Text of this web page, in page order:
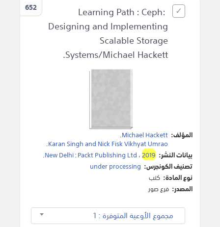
652
Learning Path : Ceph:
Designing and Implementing
Scalable Storage
Systems/Michael Hackett.
المؤلف: Michael Hackett
.
Karan Singh and Nick Fisk Vikhyat Umrao
.
بيانات النشر:
New Delhi:Packt Publishing Ltd ،2019
.
تصنيف الكونجرس: under processing
نوع المادة: كتب
المصدر: فرع صور
مجموع الأوعية المتوفرة : 1